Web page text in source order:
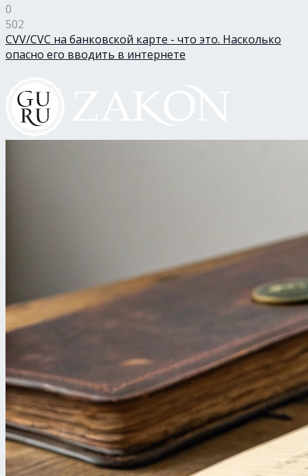
0
502
CVV/CVC на банковской карте - что это. Насколько
опасно его вводить в интернете